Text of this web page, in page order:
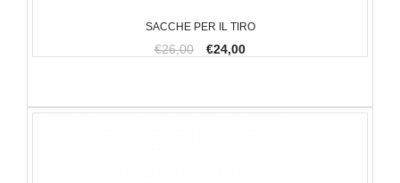
SACCHE PER IL TIRO
€26,00 €24,00